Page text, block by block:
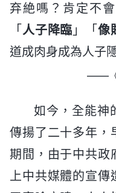
弃絶嗎？肯定不
「 人子降臨 」「 像
道成肉身成為人子
——《
如今，全能神
傳揚了二十多年，
期間，由于中共政
上中共媒體的宣